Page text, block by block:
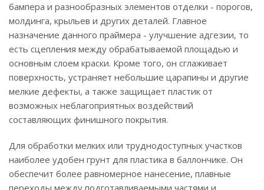
бампера и разнообразных элементов отделки - порогов,
молдинга, крыльев и других деталей. Главное
назначение данного праймера - улучшение адгезии, то
есть сцепления между обрабатываемой площадью и
основным слоем краски. Кроме того, он сглаживает
поверхность, устраняет небольшие царапины и другие
мелкие дефекты, а также защищает пластик от
возможных неблагоприятных воздействий
составляющих финишного покрытия.
Для обработки мелких или труднодоступных участков
наиболее удобен грунт для пластика в баллончике. Он
обеспечит более равномерное нанесение, плавные
переходы между подготавливаемыми частями и